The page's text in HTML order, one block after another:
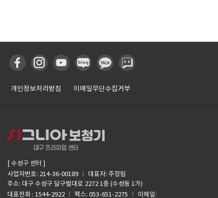
개인정보처리방침 이메일무단수집거부
[ 수성구 센터 ]
사업자번호: 214-36-00189 I 대표자: 주정림
주소: 대구 수성구 달구벌대로 2272 1층 (수성동 1가)
대표전화 : 1544-2922 I 팩스: 053-651-2275 I 이메일: